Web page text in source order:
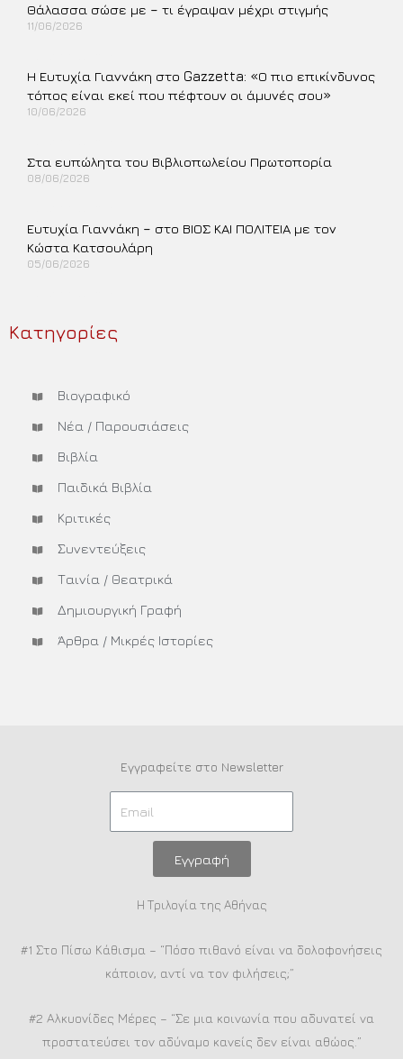
Θάλασσα σώσε με – τι έγραψαν μέχρι στιγμής
11/06/2026
Η Ευτυχία Γιαννάκη στο Gazzetta: «Ο πιο επικίνδυνος
τόπος είναι εκεί που πέφτουν οι άμυνές σου»
10/06/2026
Στα ευπώλητα του Βιβλιοπωλείου Πρωτοπορία
08/06/2026
Ευτυχία Γιαννάκη – στο ΒΙΟΣ ΚΑΙ ΠΟΛΙΤΕΙΑ με τον
Κώστα Κατσουλάρη
05/06/2026
Κατηγορίες
Βιογραφικό
Νέα / Παρουσιάσεις
Βιβλία
Παιδικά Βιβλία
Κριτικές
Συνεντεύξεις
Ταινία / Θεατρικά
Δημιουργική Γραφή
Άρθρα / Μικρές Ιστορίες
Εγγραφείτε στο Newsletter
Εγγραφή
Η Τριλογία της Αθήνας
#1 Στο Πίσω Κάθισμα – “Πόσο πιθανό είναι να δολοφονήσεις
κάποιον, αντί να τον φιλήσεις;”
#2 Αλκυονίδες Μέρες – “Σε μια κοινωνία που αδυνατεί να
προστατεύσει τον αδύναμο κανείς δεν είναι αθώος.”